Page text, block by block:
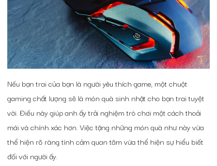
Nếu bạn trai của bạn là người yêu thích game, một chuột
gaming chất lượng sẽ là món quà sinh nhật cho bạn trai tuyệt
vời. Điều này giúp anh ấy trải nghiệm trò chơi một cách thoải
mái và chính xác hơn. Việc tặng những món quà như này vừa
thể hiện rõ ràng tình cảm quan tâm vừa thể hiện sự hiểu biết
đối với người ấy.